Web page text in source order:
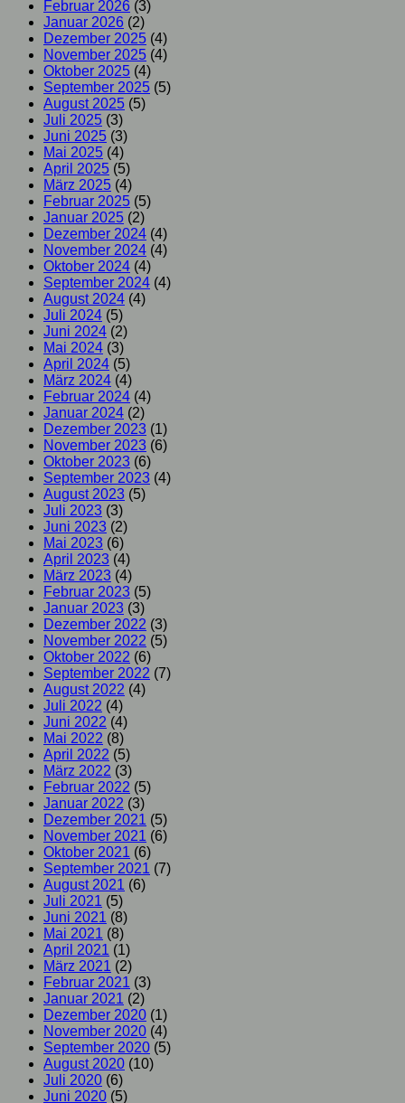
Februar 2026 (3)
Januar 2026 (2)
Dezember 2025 (4)
November 2025 (4)
Oktober 2025 (4)
September 2025 (5)
August 2025 (5)
Juli 2025 (3)
Juni 2025 (3)
Mai 2025 (4)
April 2025 (5)
März 2025 (4)
Februar 2025 (5)
Januar 2025 (2)
Dezember 2024 (4)
November 2024 (4)
Oktober 2024 (4)
September 2024 (4)
August 2024 (4)
Juli 2024 (5)
Juni 2024 (2)
Mai 2024 (3)
April 2024 (5)
März 2024 (4)
Februar 2024 (4)
Januar 2024 (2)
Dezember 2023 (1)
November 2023 (6)
Oktober 2023 (6)
September 2023 (4)
August 2023 (5)
Juli 2023 (3)
Juni 2023 (2)
Mai 2023 (6)
April 2023 (4)
März 2023 (4)
Februar 2023 (5)
Januar 2023 (3)
Dezember 2022 (3)
November 2022 (5)
Oktober 2022 (6)
September 2022 (7)
August 2022 (4)
Juli 2022 (4)
Juni 2022 (4)
Mai 2022 (8)
April 2022 (5)
März 2022 (3)
Februar 2022 (5)
Januar 2022 (3)
Dezember 2021 (5)
November 2021 (6)
Oktober 2021 (6)
September 2021 (7)
August 2021 (6)
Juli 2021 (5)
Juni 2021 (8)
Mai 2021 (8)
April 2021 (1)
März 2021 (2)
Februar 2021 (3)
Januar 2021 (2)
Dezember 2020 (1)
November 2020 (4)
September 2020 (5)
August 2020 (10)
Juli 2020 (6)
Juni 2020 (5)